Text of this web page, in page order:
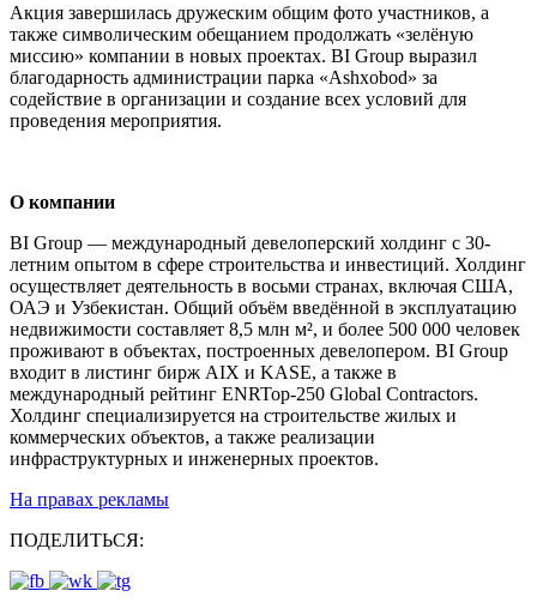
Акция завершилась дружеским общим фото участников, а
также символическим обещанием продолжать «зелёную
миссию» компании в новых проектах. BI Group выразил
благодарность администрации парка «Ashxobod» за
содействие в организации и создание всех условий для
проведения мероприятия.
О компании
BI Group — международный девелоперский холдинг с 30-
летним опытом в сфере строительства и инвестиций. Холдинг
осуществляет деятельность в восьми странах, включая США,
ОАЭ и Узбекистан. Общий объём введённой в эксплуатацию
недвижимости составляет 8,5 млн м², и более 500 000 человек
проживают в объектах, построенных девелопером. BI Group
входит в листинг бирж AIX и KASE, а также в
международный рейтинг ENRTop-250 Global Contractors.
Холдинг специализируется на строительстве жилых и
коммерческих объектов, а также реализации
инфраструктурных и инженерных проектов.
На правах рекламы
ПОДЕЛИТЬСЯ: